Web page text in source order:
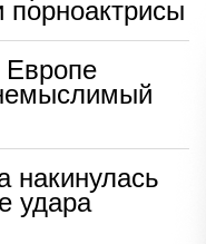
порноактрисы
накинулась
удара